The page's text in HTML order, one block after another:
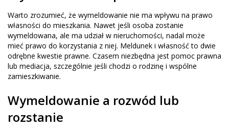
Warto zrozumieć, że wymeldowanie nie ma wpływu na prawo
własności do mieszkania. Nawet jeśli osoba zostanie
wymeldowana, ale ma udział w nieruchomości, nadal może
mieć prawo do korzystania z niej. Meldunek i własność to dwie
odrębne kwestie prawne. Czasem niezbędna jest pomoc prawna
lub mediacja, szczególnie jeśli chodzi o rodzinę i wspólne
zamieszkiwanie.
Wymeldowanie a rozwód lub
rozstanie